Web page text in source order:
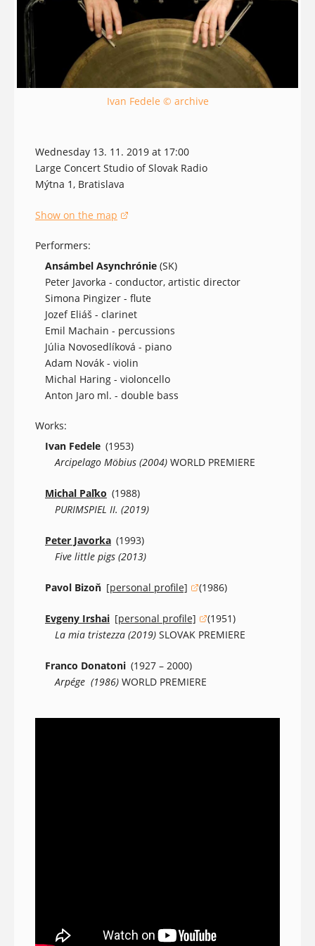
Wednesday 13. 11. 2019 at 17:00
Large Concert Studio of Slovak Radio
Mýtna 1, Bratislava
Show on the map
(opens in a new window)
Performers:
Ansámbel Asynchrónie (SK)
Peter Javorka - conductor, artistic director
Simona Pingizer - flute
Jozef Eliáš - clarinet
Emil Machain - percussions
Júlia Novosedlíková - piano
Adam Novák - violin
Michal Haring - violoncello
Anton Jaro ml. - double bass
Works:
Ivan Fedele (1953)
Arcipelago Möbius (2004) WORLD PREMIERE
Michal Paľko (1988)
PURIMSPIEL II. (2019)
Peter Javorka (1993)
Five little pigs (2013)
Pavol Bizoň [personal profile]
(opens in a new window)
(1986)
Evgeny Irshai [personal profile]
(opens in a new window)
(1951)
La mia tristezza (2019) SLOVAK PREMIERE
Franco Donatoni (1927 – 2000)
Arpége (1986) WORLD PREMIERE
Ivan Fedele © archive